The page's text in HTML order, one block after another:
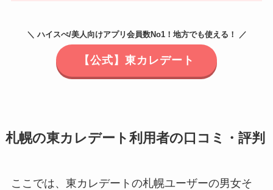
＼ ハイスぺ/美人向けアプリ会員数No1！地方でも使える！ ／
【公式】東カレデート
札幌の東カレデート利用者の口コミ・評判
ここでは、東カレデートの札幌ユーザーの男女そ